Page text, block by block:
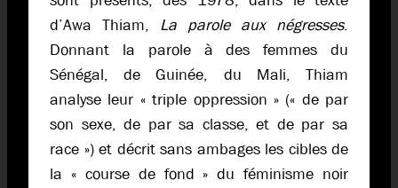
d’Awa Thiam, La parole aux négresses.
Donnant la parole à des femmes du
Sénégal, de Guinée, du Mali, Thiam
analyse leur « triple oppression » (« de par
son sexe, de par sa classe, et de par sa
race ») et décrit sans ambages les cibles de
la « course de fond » du féminisme noir